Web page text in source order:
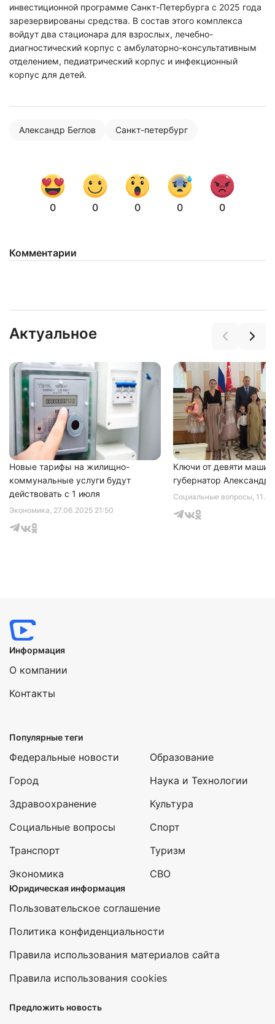
инвестиционной программе Санкт-Петербурга с 2025 года
зарезервированы средства. В состав этого комплекса
войдут два стационара для взрослых, лечебно-
диагностический корпус с амбулаторно-консультативным
отделением, педиатрический корпус и инфекционный
корпус для детей.
Александр Беглов Санкт-петербург
0 0 0 0 0
Комментарии
Актуальное
Экономика, 27.06.2025 21:50
Новые тарифы на жилищно-
коммунальные услуги будут
действовать с 1 июля
Социальные вопросы,
Ключи от девяти машин
губернатор Александр
Нажимая на кнопку "Отправить" вы
соглашаетесь сполитикой конфиденциальности
Информация
О компании
Контакты
Популярные теги
Федеральные новости
Город
Здравоохранение
Социальные вопросы
Транспорт
Экономика
Образование
Наука и Технологии
Культура
Спорт
Туризм
СВО
Юридическая информация
Пользовательское соглашение
Политика конфиденциальности
Правила использования материалов сайта
Правила использования cookies
Предложить новость